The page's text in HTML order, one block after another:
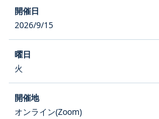
2026/9/15
火
オンライン(Zoom)